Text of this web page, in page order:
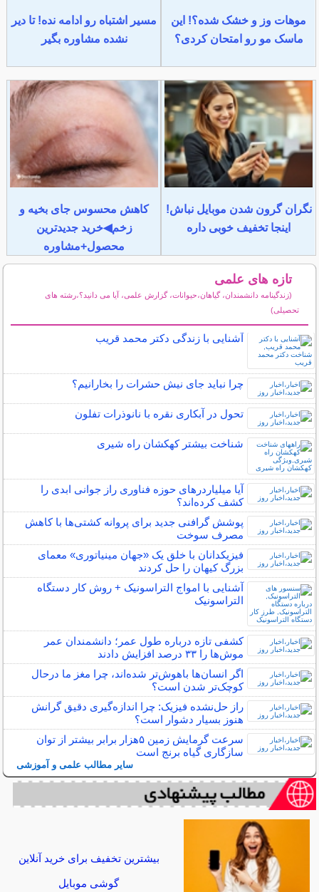
موهات وز و خشک شده؟! این
ماسک مو رو امتحان کردی؟
مسیر اشتباه رو ادامه نده! تا دیر
نشده مشاوره بگیر
نگران گرون شدن موبایل نباش!
اینجا تخفیف خوبی داره
کاهش محسوس جای بخیه و
زخم◀خرید جدیدترین
محصول+مشاوره
تازه های علمی
(زندگینامه دانشمندان، گیاهان،حیوانات، گزارش علمی، آیا می دانید؟،رشته های
تحصیلی)
آشنایی با زندگی دکتر محمد قریب
چرا نباید جای نیش حشرات را بخارانیم؟
تحول در آبکاری نقره با نانوذرات تفلون
شناخت بیشتر کهکشان راه شیری
آیا میلیاردرهای حوزه فناوری راز جوانی ابدی را
کشف کرده‌اند؟
پوشش گرافنی جدید برای پروانه کشتی‌ها با کاهش
مصرف سوخت
فیزیکدانان با خلق یک «جهان مینیاتوری» معمای
بزرگ کیهان را حل کردند
آشنایی با امواج التراسونیک + روش کار دستگاه
التراسونیک
کشفی تازه درباره طول عمر؛ دانشمندان عمر
موش‌ها را ۳۳ درصد افزایش دادند
اگر انسان‌ها باهوش‌تر شده‌اند، چرا مغز ما درحال
کوچک‌تر شدن است؟
راز حل‌نشده فیزیک: چرا اندازه‌گیری دقیق گرانش
هنوز بسیار دشوار است؟
سرعت گرمایش زمین ۵هزار برابر بیشتر از توان
سازگاری گیاه برنج است
سایر مطالب علمی و آموزشی
بیشترین تخفیف برای خرید آنلاین
گوشی موبایل